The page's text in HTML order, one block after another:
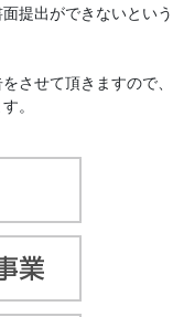
提出ができないという
させて頂きますので、
。